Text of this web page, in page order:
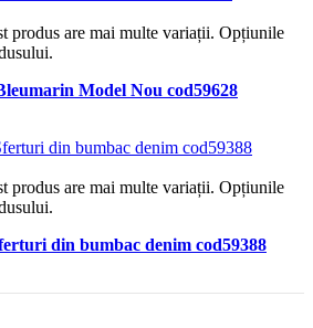
produs are mai multe variații. Opțiunile
Model Nou cod59628
produs are mai multe variații. Opțiunile
din bumbac denim cod59388